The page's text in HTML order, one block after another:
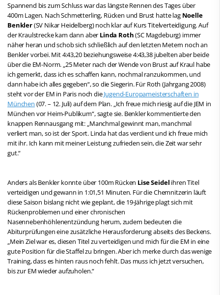
Spannend bis zum Schluss war das längste Rennen des Tages über
400m Lagen. Nach Schmetterling, Rücken und Brust hatte lag Noelle
Benkler(SV Nikar Heidelberg) noch klar auf Kurs Titelverteidigung. Auf
der Kraulstrecke kam dann aber Linda Roth(SC Magdeburg) immer
näher heran und schob sich schließlich auf den letzten Metern noch an
Benkler vorbei. Mit 4:43,20 beziehungsweise 4:43,38 jubelten aber beide
über die EM-Norm. „25 Meter nach der Wende von Brust auf Kraul habe
ich gemerkt, dass ich es schaffen kann, nochmal ranzukommen, und
dann habe ich alles gegeben“, so die Siegerin. Für Roth (Jahrgang 2008)
steht vor der EM in Paris noch dieJugend-Europameisterschaften in
München (07. – 12. Juli) auf dem Plan. „Ich freue mich riesig auf die JEM in
München vor Heim-Publikum“, sagte sie. Benkler kommentierte den
knappen Rennausgang mit: „Manchmal gewinnt man, manchmal
verliert man, so ist der Sport. Linda hat das verdient und ich freue mich
mit ihr. Ich kann mit meiner Leistung zufrieden sein, die Zeit war sehr
gut.“
Anders als Benkler konnte über 100m Rücken Lise Seidel ihren Titel
verteidigen und gewann in 1:01,51 Minuten. Für die Chemnitzerin läuft
diese Saison bislang nicht wie geplant, die 19-Jährige plagt sich mit
Rückenproblemen und einer chronischen
Nasennebenhöhlenentzündung herum, zudem bedeuten die
Abiturprüfungen eine zusätzliche Herausforderung abseits des Beckens.
„Mein Ziel war es, diesen Titel zu verteidigen und mich für die EM in eine
gute Position für die Staffel zu bringen. Aber ich merke durch das wenige
Training, dass es hinten raus noch fehlt. Das muss ich jetzt versuchen,
bis zur EM wieder aufzuholen.“